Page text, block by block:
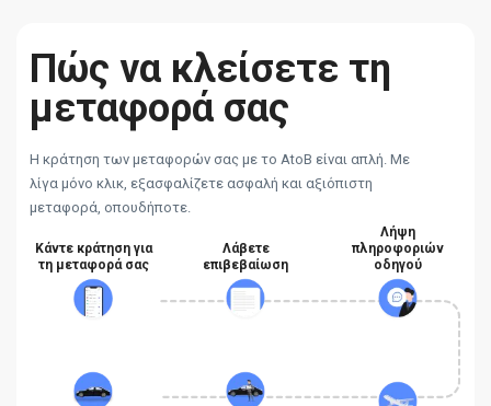
Πώς να κλείσετε τη
μεταφορά σας
Η κράτηση των μεταφορών σας με το AtoB είναι απλή. Με
λίγα μόνο κλικ, εξασφαλίζετε ασφαλή και αξιόπιστη
μεταφορά, οπουδήποτε.
Κάντε κράτηση για
τη μεταφορά σας
Λάβετε
επιβεβαίωση
Λήψη
πληροφοριών
οδηγού